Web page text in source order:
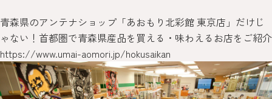
青森県のアンテナショップ「あおもり北彩館 東京店」だけじ
ゃない！首都圏で青森県産品を買える・味わえるお店をご紹介
https://www.umai-aomori.jp/hokusaikan